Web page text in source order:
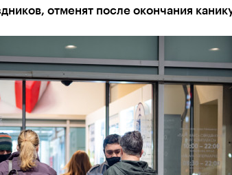
отменят после окончания